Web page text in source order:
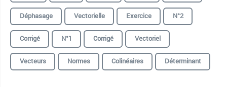
Déphasage
Vectorielle Exercice
N°2
Corrigé
N°1 Corrigé
Vectoriel
Vecteurs
Normes Colinéaires Déterminant